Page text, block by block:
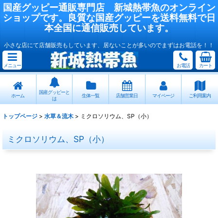
国産グッピー通販専門店 新城熱帯魚のオンライン
ショップです。良質な国産グッピーを送料無料で日
本全国に通信販売しています。
小さな店にて店舗販売もしています、居ないことが多いのでまずはお電話を！！
メニュー お電話 カート
ホーム
国産グッピーと
は
生体一覧 店舗営業日 マイページ ご利用案内
トップページ > 水草＆流木 > ミクロソリウム、SP（小）
ミクロソリウム、SP（小）